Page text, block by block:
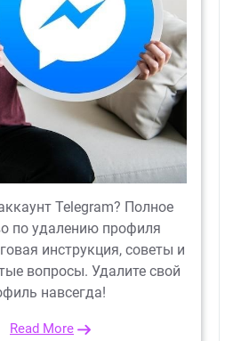
Telegram? Полное
по удалению профиля
инструкция, советы и
вопросы. Удалите свой
навсегда!
Read More